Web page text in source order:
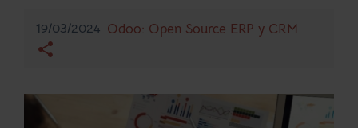
19/03/2024 Odoo: Open Source ERP y CRM
Ver
imagen